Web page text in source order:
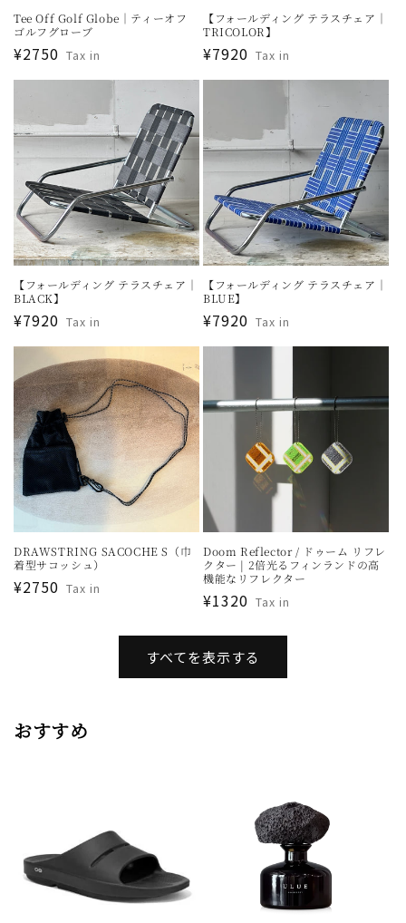
Tee Off Golf Globe｜ティーオフ
ゴルフグローブ
通
常
格
¥2750 Tax in
【フォールディング テラスチェア｜
TRICOLOR】
通
常
¥7920 Tax in
【フォールディング テラスチェア｜
BLACK】
通
常
格
¥7920 Tax in
【フォールディング テラスチェア｜
BLUE】
通
常
¥7920 Tax in
DRAWSTRING SACOCHE S（巾
着型サコッシュ）
通
¥2750 Tax in
Doom Reflector / ドゥーム リフレ
クター | 2倍光るフィンランドの高
機能なリフレクター
通
格
¥1320 Tax in
すべてを表示する
おすすめ